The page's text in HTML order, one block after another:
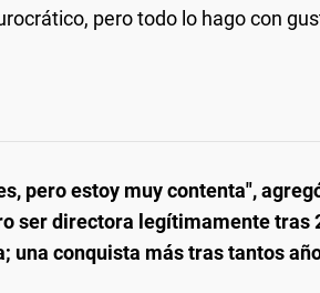
pero todo lo hago con
pero estoy muy contenta",
ser directora legítimamente tras
una conquista más tras tantos